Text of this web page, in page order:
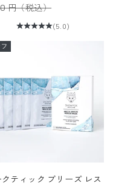
格
円（税込）
(5.0)
ティック ブリーズ レス